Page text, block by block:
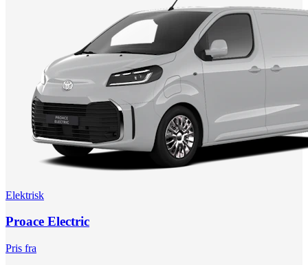
Elektrisk
Proace Electric
Pris fra